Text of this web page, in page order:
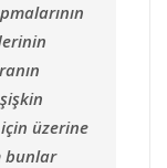
üzerine
bunlar